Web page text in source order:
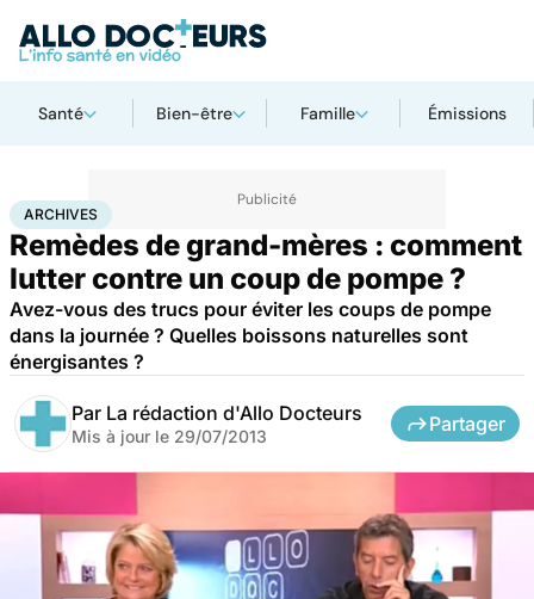
Santé Bien-être Famille Émissions
AccueilSantéArchives
ARCHIVES
Remèdes de grand-mères : comment
lutter contre un coup de pompe ?
Avez-vous des trucs pour éviter les coups de pompe
dans la journée ? Quelles boissons naturelles sont
énergisantes ?
Par La rédaction d'Allo Docteurs
Mis à jour le 29/07/2013
Partager